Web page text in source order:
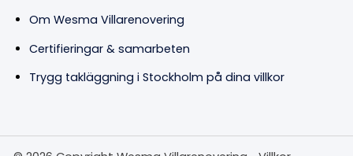
Om Wesma Villarenovering
Certifieringar & samarbeten
Trygg takläggning i Stockholm på dina villkor